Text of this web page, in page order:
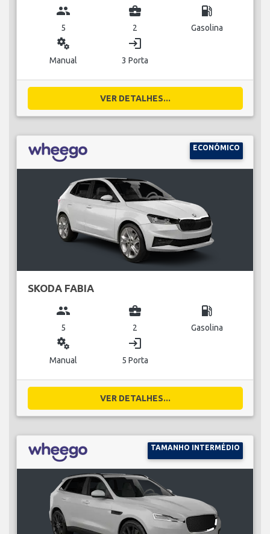
group
5
business_center
2
local_gas_station
Gasolina
miscellaneous_services
Manual
login
3 Porta
VER DETALHES...
ECONÓMICO
SKODA FABIA
group
5
business_center
2
local_gas_station
Gasolina
miscellaneous_services
Manual
login
5 Porta
VER DETALHES...
TAMANHO INTERMÉDIO